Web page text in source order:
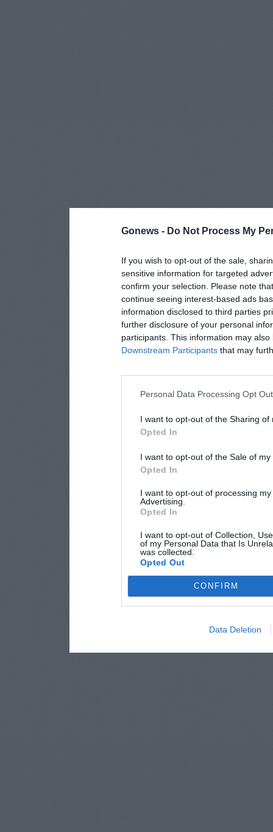
Gonews - Do Not Process My
If you wish to opt-out of the sale,
sensitive information for targeted
confirm your selection. Please note
continue seeing interest-based ads
information disclosed to third parties
further disclosure of your personal
participants. This information may
Downstream Participants that may
Personal Data Processing Opt
I want to opt-out of the Sharing of
Opted In
I want to opt-out of the Sale of
Opted In
I want to opt-out of processing
Advertising.
Opted In
I want to opt-out of Collection,
of my Personal Data that Is
was collected.
Opted Out
CONFIRM
Data Deletion